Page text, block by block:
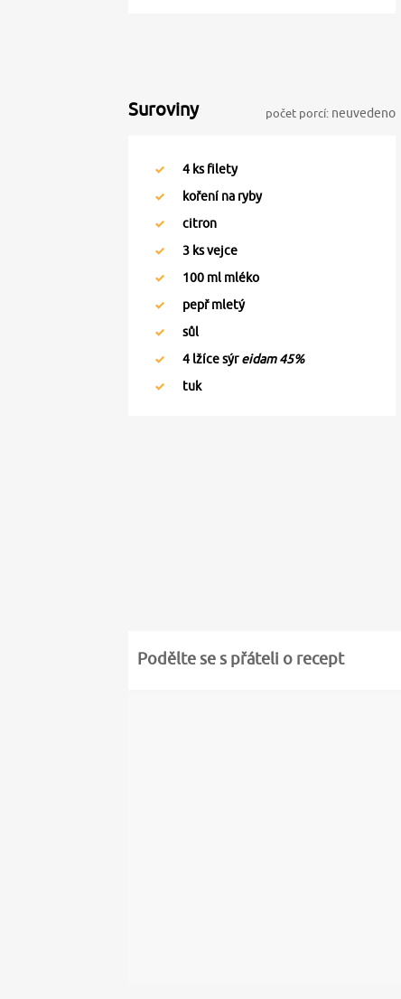
Suroviny počet porcí: neuvedeno
4 ks filety
koření na ryby
citron
3 ks vejce
100 ml mléko
pepř mletý
sůl
4 lžíce sýreidam 45%
tuk
Podělte se s přáteli o recept